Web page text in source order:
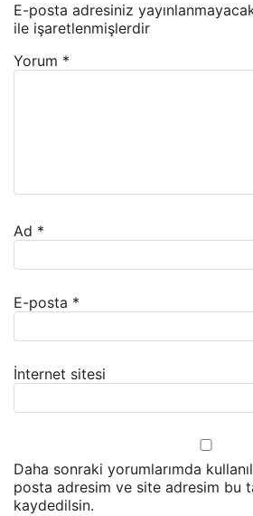
E-posta adresiniz
ile işaretlenmişlerdir
Yorum *
Ad *
E-posta *
İnternet sitesi
Daha sonraki yorumlarımda
posta adresim ve site adresim bu
kaydedilsin.